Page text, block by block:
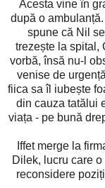
Acesta vine în
după o
spune că Nil
trezește la spital,
vorbă, însă nu-l
venise de
fiica sa îl iubește
din cauza tatălui
viața - pe bună
Iffet merge la
Dilek, lucru care
reconsidere